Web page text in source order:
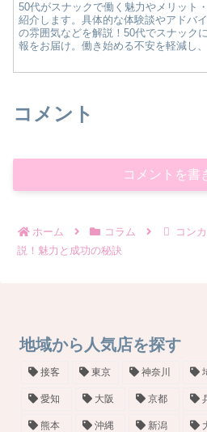
50代がスナックで働く魅力やメリット
紹介します。具体的な体験談やアドバ
の雰囲気などを解説！50代でスナック
報をお届け。働き始める不安を軽減し
コメント
コメントを書
ホーム コラム
コン
説！魅力と成功の秘訣
地域から人気店を探す
接客 東京 神奈川
愛知 大阪 京都
熊本 沖縄 新潟